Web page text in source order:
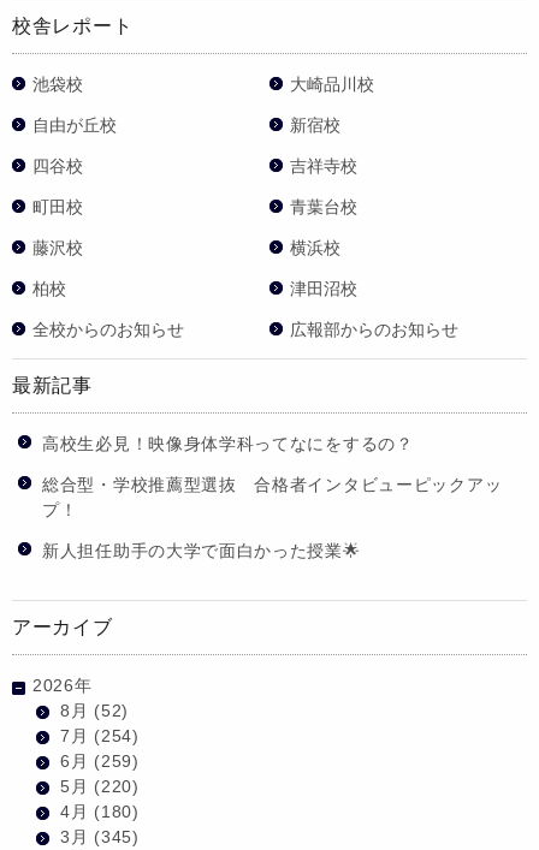
校舎レポート
池袋校 大崎品川校
自由が丘校 新宿校
四谷校 吉祥寺校
町田校 青葉台校
藤沢校 横浜校
柏校 津田沼校
全校からのお知らせ 広報部からのお知らせ
最新記事
高校生必見！映像身体学科ってなにをするの？
総合型・学校推薦型選抜 合格者インタビューピックアッ
プ！
新人担任助手の大学で面白かった授業🌟
アーカイブ
2026年
8月 (52)
7月 (254)
6月 (259)
5月 (220)
4月 (180)
3月 (345)